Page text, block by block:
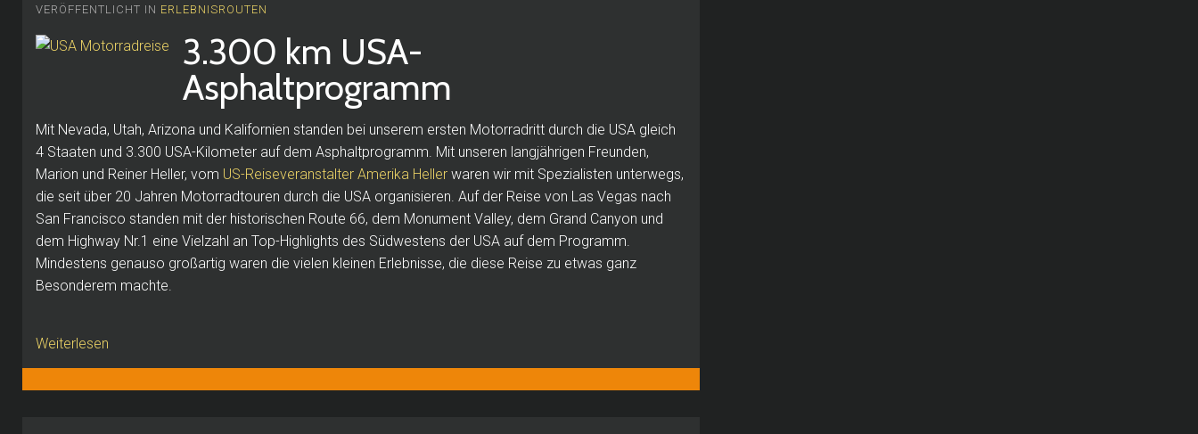
VERÖFFENTLICHT IN ERLEBNISROUTEN
3.300 km USA-
Asphaltprogramm
Mit Nevada, Utah, Arizona und Kalifornien standen bei unserem ersten Motorradritt durch die USA gleich
4 Staaten und 3.300 USA-Kilometer auf dem Asphaltpro­gramm. Mit unseren langjährigen Freunden,
Marion und Reiner Heller, vom US-Reiseveranstalter Amerika Heller waren wir mit Spezialisten unterwegs,
die seit über 20 Jahren Motorradtouren durch die USA organisieren. Auf der Reise von Las Vegas nach
San Francisco standen mit der historischen Route 66, dem Monument Valley, dem Grand Canyon und
dem Highway Nr.1 eine Vielzahl an Top-Highlights des Südwestens der USA auf dem Programm.
Mindestens genauso großartig waren die vielen kleinen Erlebnisse, die diese Reise zu etwas ganz
Besonderem machte.
Weiterlesen